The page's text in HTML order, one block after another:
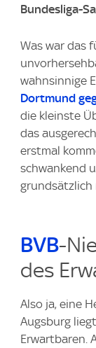
Bundesliga-
Was war das
wahnsinnige
Dortmund
die kleinste
das
erstmal
schwankend
grundsätzlich
BVB-
des
Also ja, eine
Augsburg
Erwartbaren.